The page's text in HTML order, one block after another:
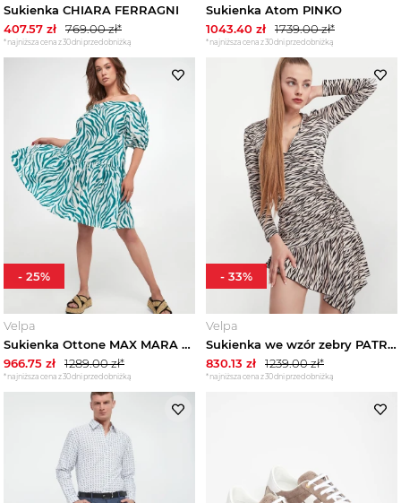
Sukienka CHIARA FERRAGNI
407.57 zł 769.00zł*
*najniższa cena z 30 dni przed obniżką
Sukienka Atom PINKO
1043.40 zł 1739.00zł*
*najniższa cena z 30 dni przed obniżką
Velpa
Sukienka Ottone MAX MARA BEACHWEAR
966.75 zł 1289.00zł*
*najniższa cena z 30 dni przed obniżką
- 25%
Velpa
Sukienka we wzór zebry PATRIZIA PEPE
830.13 zł 1239.00zł*
*najniższa cena z 30 dni przed obniżką
- 33%